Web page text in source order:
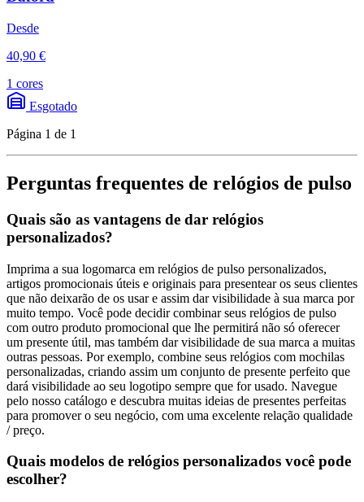
Desde
40,90 €
1 cores
Esgotado
Página 1 de 1
Perguntas frequentes de relógios de pulso
Quais são as vantagens de dar relógios
personalizados?
Imprima a sua logomarca em relógios de pulso personalizados,
artigos promocionais úteis e originais para presentear os seus clientes
que não deixarão de os usar e assim dar visibilidade à sua marca por
muito tempo. Você pode decidir combinar seus relógios de pulso
com outro produto promocional que lhe permitirá não só oferecer
um presente útil, mas também dar visibilidade de sua marca a muitas
outras pessoas. Por exemplo, combine seus relógios com mochilas
personalizadas, criando assim um conjunto de presente perfeito que
dará visibilidade ao seu logotipo sempre que for usado. Navegue
pelo nosso catálogo e descubra muitas ideias de presentes perfeitas
para promover o seu negócio, com uma excelente relação qualidade
/ preço.
Quais modelos de relógios personalizados você pode
escolher?